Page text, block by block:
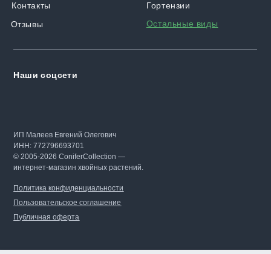
Отзывы
Контакты
Гортензии
Наши соцсети
ИП Малеев Евгений Олегович
ИНН: 772796693701
© 2005-2026 ConiferCollection —
интернет-магазин хвойных растений.
Политика конфиденциальности
Пользовательское соглашение
Остальные виды
Публичная оферта